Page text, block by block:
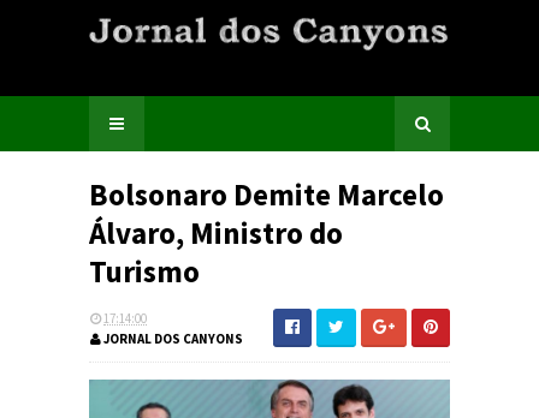
Bolsonaro Demite Marcelo
Álvaro, Ministro do
Turismo
17:14:00
JORNAL DOS CANYONS